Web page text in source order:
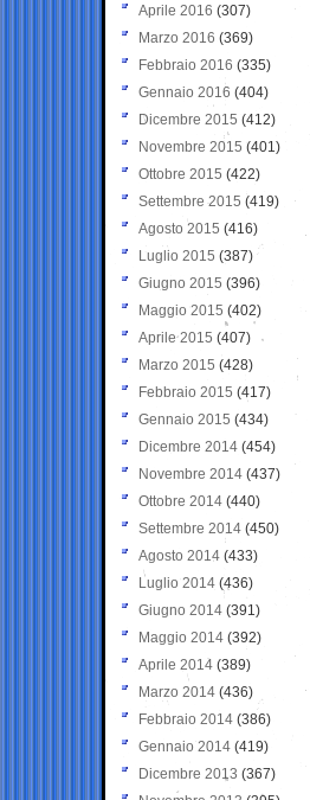
Aprile 2016 (307)
Marzo 2016 (369)
Febbraio 2016 (335)
Gennaio 2016 (404)
Dicembre 2015 (412)
Novembre 2015 (401)
Ottobre 2015 (422)
Settembre 2015 (419)
Agosto 2015 (416)
Luglio 2015 (387)
Giugno 2015 (396)
Maggio 2015 (402)
Aprile 2015 (407)
Marzo 2015 (428)
Febbraio 2015 (417)
Gennaio 2015 (434)
Dicembre 2014 (454)
Novembre 2014 (437)
Ottobre 2014 (440)
Settembre 2014 (450)
Agosto 2014 (433)
Luglio 2014 (436)
Giugno 2014 (391)
Maggio 2014 (392)
Aprile 2014 (389)
Marzo 2014 (436)
Febbraio 2014 (386)
Gennaio 2014 (419)
Dicembre 2013 (367)